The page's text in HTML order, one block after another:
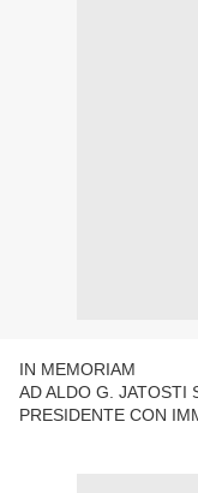
IN MEMORIAM
AD ALDO G. JATOSTI
PRESIDENTE CON